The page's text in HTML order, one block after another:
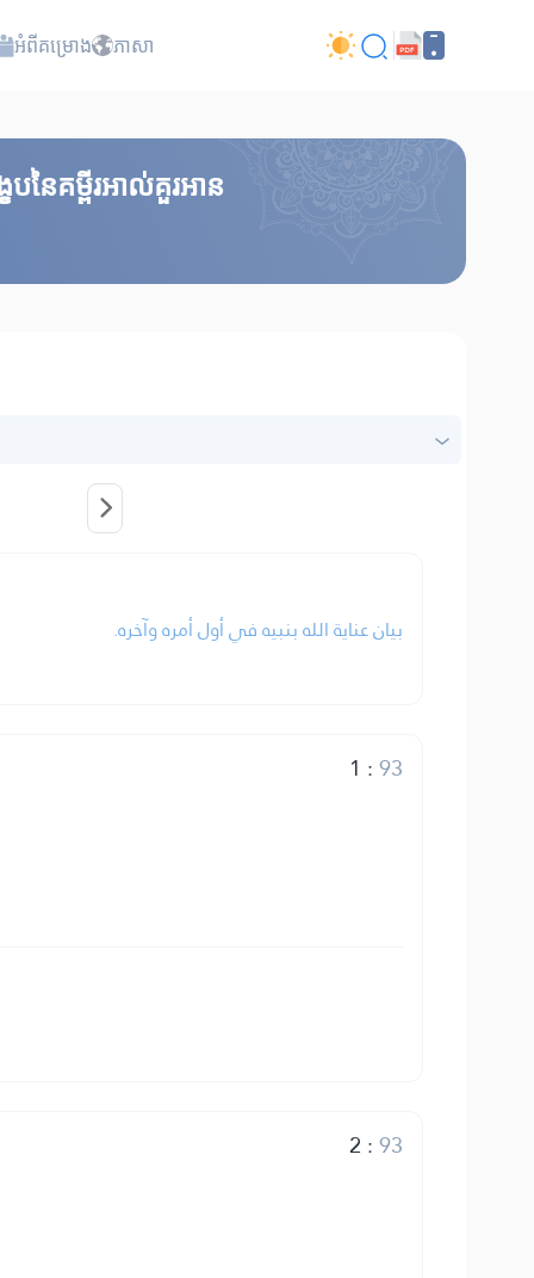
អំពី​គម្រោង ភាសា
នៃគម្ពីរអាល់គួរអាន
بيان عناية الله بنبيه في أول أمره وآخره.
1 :93
2 :93